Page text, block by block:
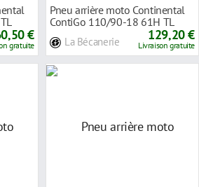
€
gratuite
Pneu arrière moto Continental
ContiGo 110/90-18 61H TL
La Bécanerie 129,20 €
Livraison gratuite